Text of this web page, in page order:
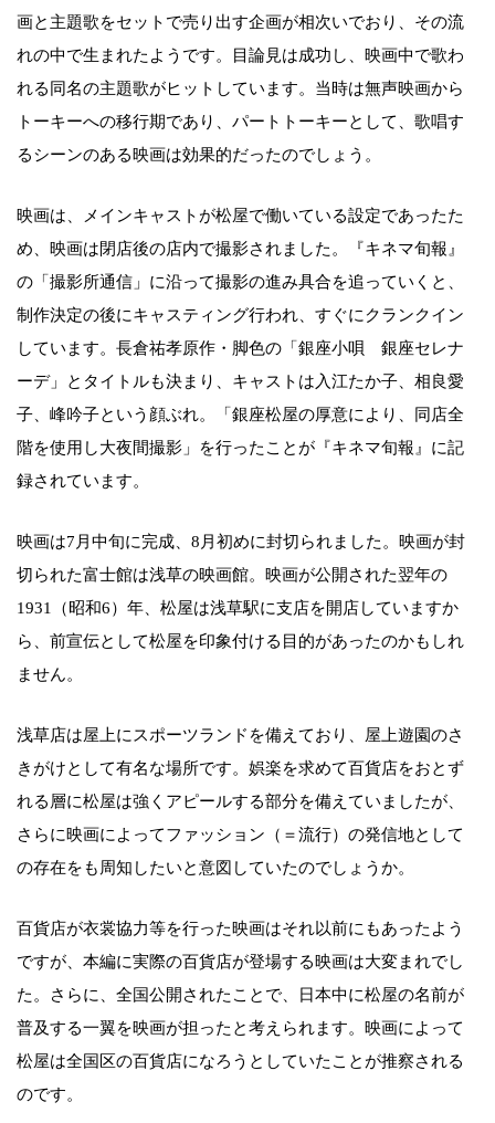
画と主題歌をセットで売り出す企画が相次いでおり、その流
れの中で生まれたようです。目論見は成功し、映画中で歌わ
れる同名の主題歌がヒットしています。当時は無声映画から
トーキーへの移行期であり、パートトーキーとして、歌唱す
るシーンのある映画は効果的だったのでしょう。
映画は、メインキャストが松屋で働いている設定であったた
め、映画は閉店後の店内で撮影されました。『キネマ旬報』
の「撮影所通信」に沿って撮影の進み具合を追っていくと、
制作決定の後にキャスティング行われ、すぐにクランクイン
しています。長倉祐孝原作・脚色の「銀座小唄 銀座セレナ
ーデ」とタイトルも決まり、キャストは入江たか子、相良愛
子、峰吟子という顔ぶれ。「銀座松屋の厚意により、同店全
階を使用し大夜間撮影」を行ったことが『キネマ旬報』に記
録されています。
映画は7月中旬に完成、8月初めに封切られました。映画が封
切られた富士館は浅草の映画館。映画が公開された翌年の
1931（昭和6）年、松屋は浅草駅に支店を開店していますか
ら、前宣伝として松屋を印象付ける目的があったのかもしれ
ません。
浅草店は屋上にスポーツランドを備えており、屋上遊園のさ
きがけとして有名な場所です。娯楽を求めて百貨店をおとず
れる層に松屋は強くアピールする部分を備えていましたが、
さらに映画によってファッション（＝流行）の発信地として
の存在をも周知したいと意図していたのでしょうか。
百貨店が衣裳協力等を行った映画はそれ以前にもあったよう
ですが、本編に実際の百貨店が登場する映画は大変まれでし
た。さらに、全国公開されたことで、日本中に松屋の名前が
普及する一翼を映画が担ったと考えられます。映画によって
松屋は全国区の百貨店になろうとしていたことが推察される
のです。